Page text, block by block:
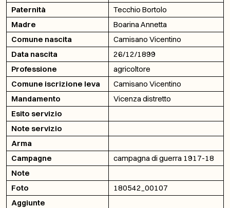
Paternità
Tecchio Bortolo
Madre
Boarina Annetta
Comune nascita
Camisano Vicentino
Data nascita
26/12/1899
Professione
agricoltore
Comune iscrizione leva
Camisano Vicentino
Mandamento
Vicenza distretto
Esito servizio
Note servizio
Arma
Campagne
campagna di guerra 1917-18
Note
Foto
180542_00107
Aggiunte